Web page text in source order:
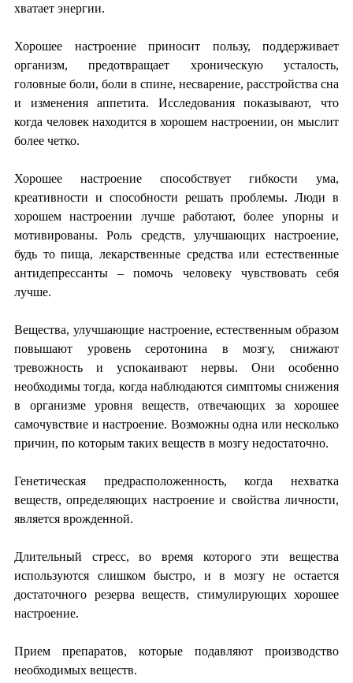
хватает энергии.
Хорошее настроение приносит пользу, поддерживает
организм, предотвращает хроническую усталость,
головные боли, боли в спине, несварение, расстройства сна
и изменения аппетита. Исследования показывают, что
когда человек находится в хорошем настроении, он мыслит
более четко.
Хорошее настроение способствует гибкости ума,
креативности и способности решать проблемы. Люди в
хорошем настроении лучше работают, более упорны и
мотивированы. Роль средств, улучшающих настроение,
будь то пища, лекарственные средства или естественные
антидепрессанты – помочь человеку чувствовать себя
лучше.
Вещества, улучшающие настроение, естественным образом
повышают уровень серотонина в мозгу, снижают
тревожность и успокаивают нервы. Они особенно
необходимы тогда, когда наблюдаются симптомы снижения
в организме уровня веществ, отвечающих за хорошее
самочувствие и настроение. Возможны одна или несколько
причин, по которым таких веществ в мозгу недостаточно.
Генетическая предрасположенность, когда нехватка
веществ, определяющих настроение и свойства личности,
является врожденной.
Длительный стресс, во время которого эти вещества
используются слишком быстро, и в мозгу не остается
достаточного резерва веществ, стимулирующих хорошее
настроение.
Прием препаратов, которые подавляют производство
необходимых веществ.